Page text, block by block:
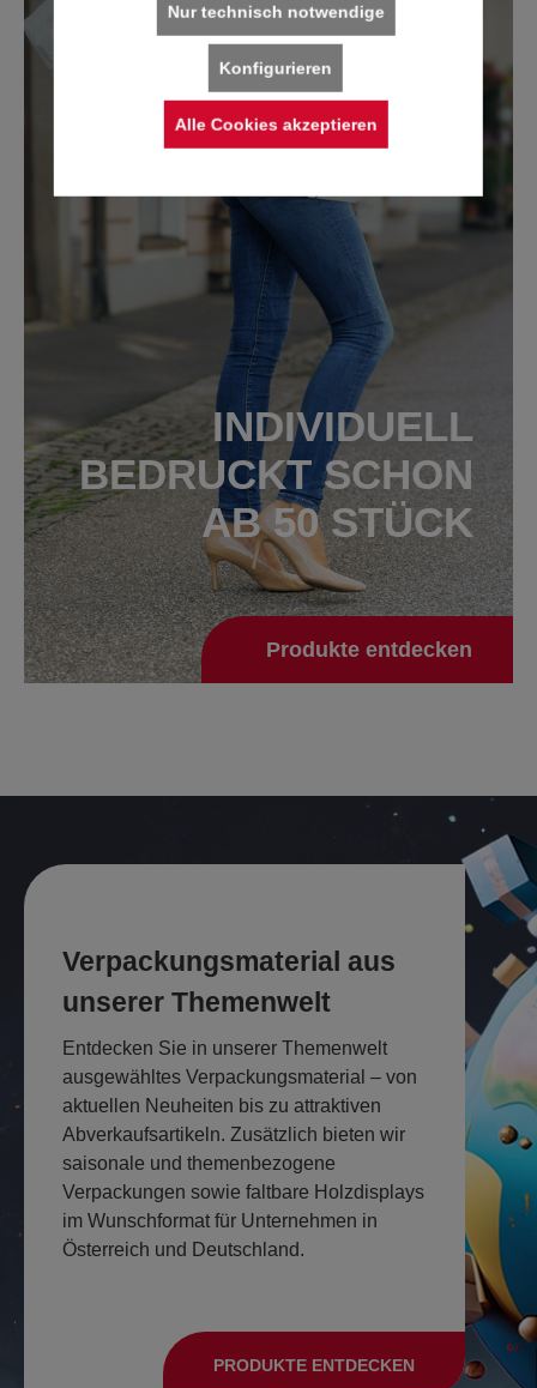
INDIVIDUELL
BEDRUCKT SCHON
AB 50 STÜCK
Produkte entdecken
Verpackungs­material aus
unserer Themenwelt
Entdecken Sie in unserer Themenwelt
ausgewähltes Verpackungsmaterial – von
aktuellen Neuheiten bis zu attraktiven
Abverkaufsartikeln. Zusätzlich bieten wir
saisonale und themenbezogene
Verpackungen sowie faltbare Holzdisplays
im Wunschformat für Unternehmen in
Österreich und Deutschland.
PRODUKTE ENTDECKEN
Nur technisch notwendige
Konfigurieren
Alle Cookies akzeptieren